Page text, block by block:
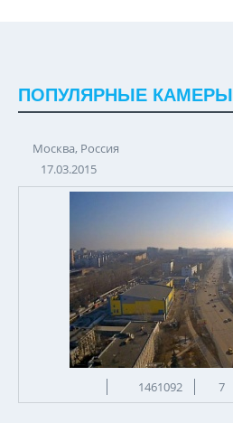
ПОПУЛЯРНЫЕ КАМЕРЫ
Москва, Россия
17.03.2015
1461092 7